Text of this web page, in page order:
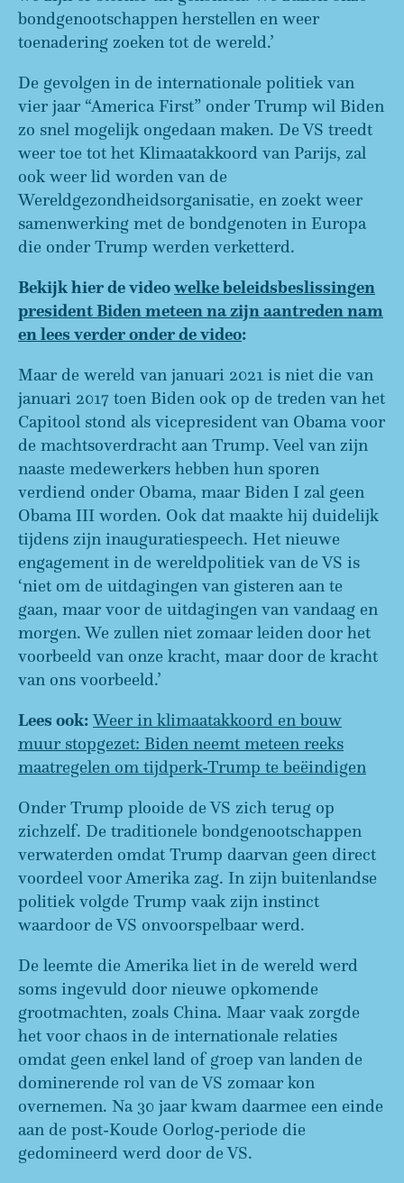
bondgenootschappen herstellen en weer
toenadering zoeken tot de wereld.’
De gevolgen in de internationale politiek van
vier jaar “America First” onder Trump wil Biden
zo snel mogelijk ongedaan maken. De VS treedt
weer toe tot het Klimaatakkoord van Parijs, zal
ook weer lid worden van de
Wereldgezondheidsorganisatie, en zoekt weer
samenwerking met de bondgenoten in Europa
die onder Trump werden verketterd.
Bekijk hier de videowelke beleidsbeslissingen
president Biden meteen na zijn aantreden nam
en lees verder onder de video:
Maar de wereld van januari 2021 is niet die van
januari 2017 toen Biden ook op de treden van het
Capitool stond als vicepresident van Obama voor
de machtsoverdracht aan Trump. Veel van zijn
naaste medewerkers hebben hun sporen
verdiend onder Obama, maar Biden I zal geen
Obama III worden. Ook dat maakte hij duidelijk
tijdens zijn inauguratiespeech. Het nieuwe
engagement in de wereldpolitiek van de VS is
‘niet om de uitdagingen van gisteren aan te
gaan, maar voor de uitdagingen van vandaag en
morgen. We zullen niet zomaar leiden door het
voorbeeld van onze kracht, maar door de kracht
van ons voorbeeld.’
Lees ook: Weer in klimaatakkoord en bouw
muur stopgezet: Biden neemt meteen reeks
maatregelen om tijdperk-Trump te beëindigen
Onder Trump plooide de VS zich terug op
zichzelf. De traditionele bondgenootschappen
verwaterden omdat Trump daarvan geen direct
voordeel voor Amerika zag. In zijn buitenlandse
politiek volgde Trump vaak zijn instinct
waardoor de VS onvoorspelbaar werd.
De leemte die Amerika liet in de wereld werd
soms ingevuld door nieuwe opkomende
grootmachten, zoals China. Maar vaak zorgde
het voor chaos in de internationale relaties
omdat geen enkel land of groep van landen de
dominerende rol van de VS zomaar kon
overnemen. Na 30 jaar kwam daarmee een einde
aan de post-Koude Oorlog-periode die
gedomineerd werd door de VS.